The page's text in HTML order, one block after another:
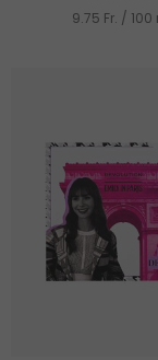
9.75 Fr. / 100